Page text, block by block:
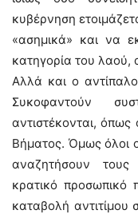
κυβέρνηση
«ασημικά» και να
κατηγορία του
Αλλά και ο
Συκοφαντούν
αντιστέκονται,
Βήματος. Όμως όλοι
αναζητήσουν τους
κρατικό προσωπικό
καταβολή